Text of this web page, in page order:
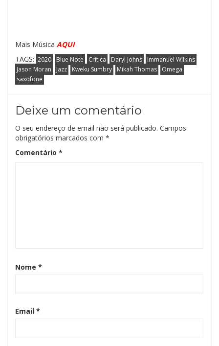
Mais Música AQUI
TAGS: 2020 Blue Note Crítica Daryl Johns
Immanuel Wilkins
Jason Moran
Jazz Kweku Sumbry Mikah Thomas
Omega
saxofone
Deixe um comentário
O seu endereço de email não será publicado. Campos
obrigatórios marcados com *
Comentário *
Nome *
Email *